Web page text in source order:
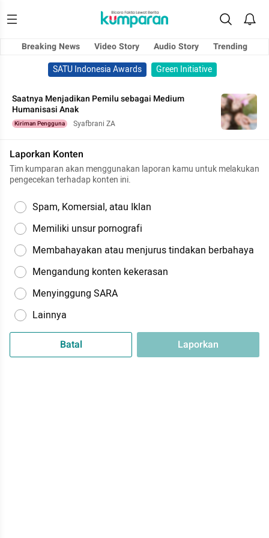
Breaking News Video Story Audio Story
Trending
SATU Indonesia Awards
Green Initiative
Saatnya Menjadikan Pemilu sebagai Medium
Humanisasi Anak
Kiriman Pengguna Syafbrani ZA
Laporkan Konten
Tim kumparan akan menggunakan laporan kamu untuk melakukan
pengecekan terhadap konten ini.
Spam, Komersial, atau Iklan
Memiliki unsur pornografi
Membahayakan atau menjurus tindakan berbahaya
Mengandung konten kekerasan
Menyinggung SARA
Lainnya
Batal Laporkan